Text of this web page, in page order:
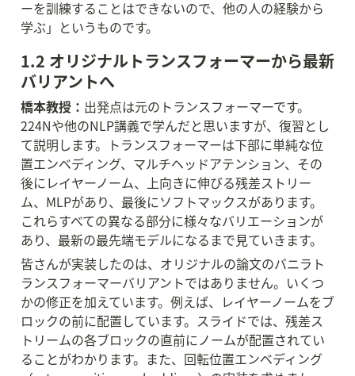
ーを訓練することはできないので、他の人の経験から
学ぶ」というものです。
1.2 オリジナルトランスフォーマーから最新
バリアントへ
橋本教授： 出発点は元のトランスフォーマーです。
224Nや他のNLP講義で学んだと思いますが、復習とし
て説明します。トランスフォーマーは下部に単純な位
置エンベディング、マルチヘッドアテンション、その
後にレイヤーノーム、上向きに伸びる残差ストリー
ム、MLPがあり、最後にソフトマックスがあります。
これらすべての異なる部分に様々なバリエーションが
あり、最新の最先端モデルになるまで見ていきます。
皆さんが実装したのは、オリジナルの論文のバニラト
ランスフォーマーバリアントではありません。いくつ
かの修正を加えています。例えば、レイヤーノームをブ
ロックの前に配置しています。スライドでは、残差ス
トリームの各ブロックの直前にノームが配置されてい
ることがわかります。また、回転位置エンベディング